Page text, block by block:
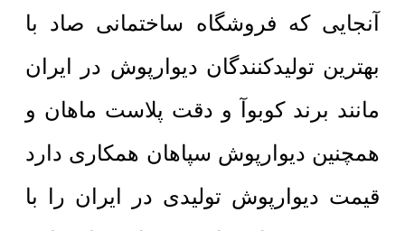
آنجایی که فروشگاه ساختمانی صاد با
بهترین تولیدکنندگان دیوارپوش در ایران
مانند برند کوبوآ و دقت پلاست ماهان و
همچنین دیوارپوش سپاهان همکاری دارد
قیمت دیوارپوش تولیدی در ایران را با